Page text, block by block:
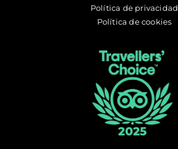
Política de privacidad
Política de cookies